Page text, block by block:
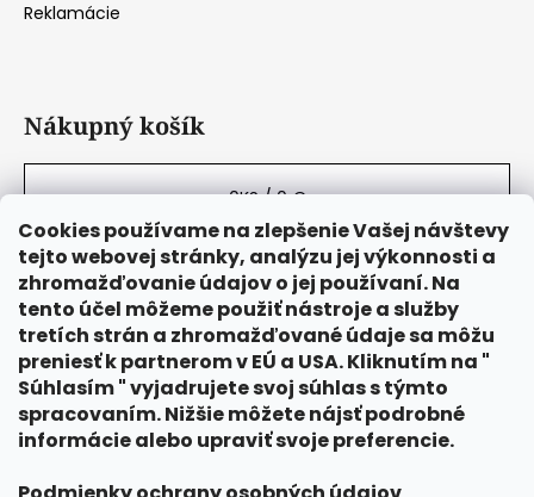
Cookies používame na zlepšenie Vašej návštevy
tejto webovej stránky, analýzu jej výkonnosti a
zhromažďovanie údajov o jej používaní. Na
tento účel môžeme použiť nástroje a služby
tretích strán a zhromažďované údaje sa môžu
preniesť k partnerom v EÚ a USA. Kliknutím na "
Súhlasím " vyjadrujete svoj súhlas s týmto
spracovaním. Nižšie môžete nájsť podrobné
informácie alebo upraviť svoje preferencie.
Reklamácie
Nákupný košík
0KS /0 €